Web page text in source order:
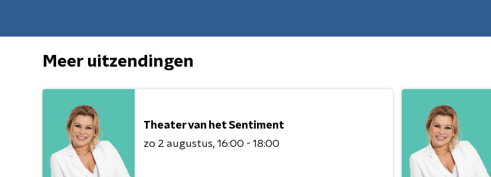
Meer uitzendingen
Theater van het Sentiment
zo 2 augustus 16:00 - 18:00